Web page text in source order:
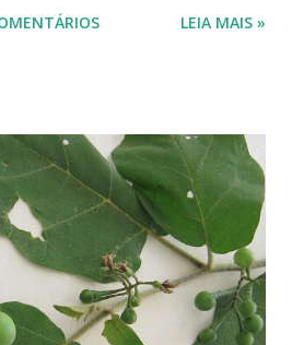
e laranja. No meio das flores
na ceia de réveillon. Sim, eles nos
- por muitos levadas a sério: São
sob os pratos e por aí vai ... E,
para o ano que começa. Caramboleira -
Use a imaginação, enfeitando su...
LEIA MAIS »